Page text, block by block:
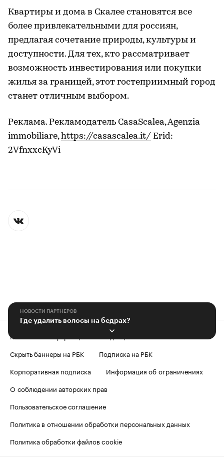
Квартиры и дома в Скалее становятся все
более привлекательными для россиян,
предлагая сочетание природы, культуры и
доступности. Для тех, кто рассматривает
возможность инвестирования или покупки
жилья за границей, этот гостеприимный город
станет отличным выбором.
Реклама. Рекламодатель CasaScalea, Agenzia
immobiliare,https://casascalea.it/ Erid:
2VfnxxcKyVi
НОВОСТИ ПАРТНЕРОВ
Где удалить волосы на бедрах?
Контактная информация
Редакция
Скрыть баннеры на РБК
Подписка на РБК
Корпоративная подписка
Информация об ограничениях
О соблюдении авторских прав
Пользовательское соглашение
Политика в отношении обработки персональных данных
Политика обработки файлов cookie